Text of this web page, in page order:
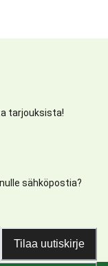
tarjouksista!
sähköpostia?
Tilaa uutiskirje